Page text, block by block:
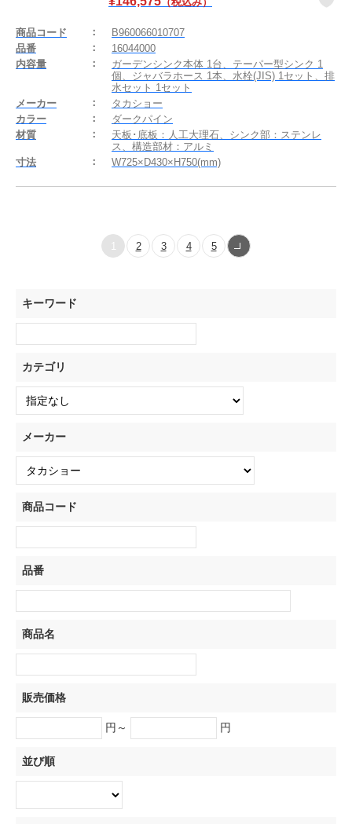
商品コード
B960066010707
品番
16044000
内容量
ガーデンシンク本体 1台、テーパー型シンク 1
個、ジャバラホース 1本、水栓(JIS) 1セット、排
水セット 1セット
メーカー
タカショー
カラー
ダークパイン
材質
天板･底板：人工大理石、シンク部：ステンレ
ス、構造部材：アルミ
寸法
W725×D430×H750(mm)
1 2 3 4 5
キーワード
カテゴリ
メーカー
商品コード
品番
商品名
販売価格
円～ 円
並び順